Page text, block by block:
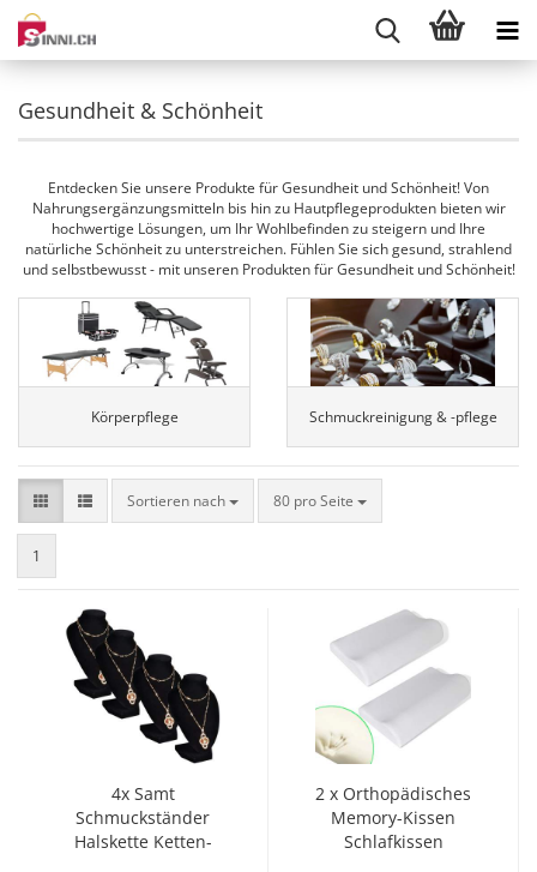
Gesundheit & Schönheit
Entdecken Sie unsere Produkte für Gesundheit und Schönheit! Von
Nahrungsergänzungsmitteln bis hin zu Hautpflegeprodukten bieten wir
hochwertige Lösungen, um Ihr Wohlbefinden zu steigern und Ihre
natürliche Schönheit zu unterstreichen. Fühlen Sie sich gesund, strahlend
und selbstbewusst - mit unseren Produkten für Gesundheit und Schönheit!
Körperpflege Schmuckreinigung & -pflege
Sortieren nach
Sortieren nach 80 pro Seite
pro Seite
1
4x Samt
Schmuckständer
Halskette Ketten-
2 x Orthopädisches
Memory-Kissen
Schlafkissen